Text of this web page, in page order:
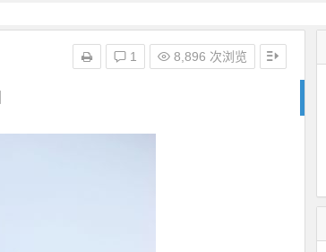
1 8,896 次浏览